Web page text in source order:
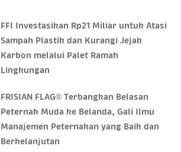
FFI Investasikan Rp21 Miliar untuk Atasi
Sampah Plastik dan Kurangi Jejak
Karbon melalui Palet Ramah
Lingkungan
FRISIAN FLAG® Terbangkan Belasan
Peternak Muda ke Belanda, Gali Ilmu
Manajemen Peternakan yang Baik dan
Berkelanjutan